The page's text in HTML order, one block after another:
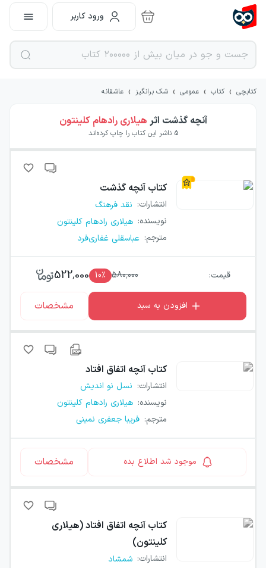
ورود کاربر
کتابچی › کتاب › عمومی › شک برانگیز › عاشقانه
آنچه گذشت اثر هیلاری رادهام کلینتون
5 ناشر این کتاب را چاپ کرده‌اند
کتاب آنچه گذشت
انتشارات: نقد فرهنگ
نویسنده: هیلاری رادهام کلینتون
مترجم: عباسقلی غفاری‌فرد
قیمت: 580,000
10٪ 522,000
افزودن به سبد مشخصات
کتاب آنچه اتفاق افتاد
انتشارات: نسل نو اندیش
نویسنده: هیلاری رادهام کلینتون
مترجم: فریبا جعفری نمینی
موجود شد اطلاع بده مشخصات
کتاب آنچه اتفاق افتاد (هیلاری
کلینتون)
انتشارات: شمشاد